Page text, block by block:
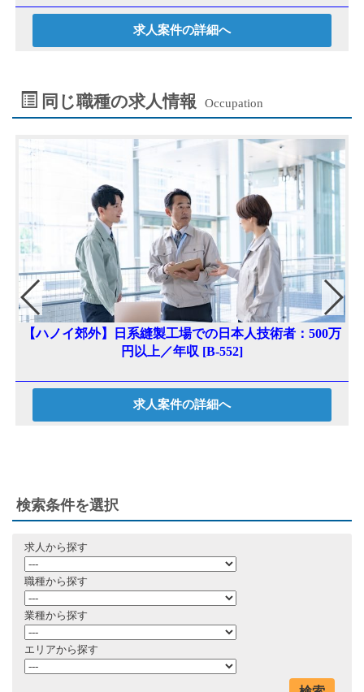
求人案件の詳細へ
同じ職種の求人情報 Occupation
【ハノイ郊外】日系縫製工場での日本人技術者：500万
円以上／年収 [B-552]
求人案件の詳細へ
検索条件を選択
求人から探す
職種から探す
業種から探す
エリアから探す